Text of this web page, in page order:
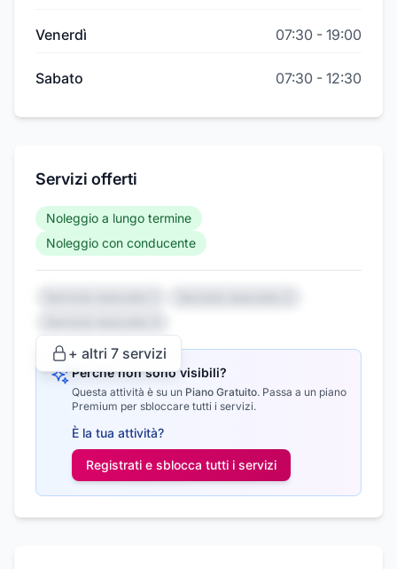
Venerdì 07:30 - 19:00
Sabato 07:30 - 12:30
Servizi offerti
Noleggio a lungo termine
Noleggio con conducente
+ altri 7 servizi
Perché non sono visibili?
Questa attività è su un Piano Gratuito. Passa a un piano
Premium per sbloccare tutti i servizi.
È la tua attività?
Registrati e sblocca tutti i servizi